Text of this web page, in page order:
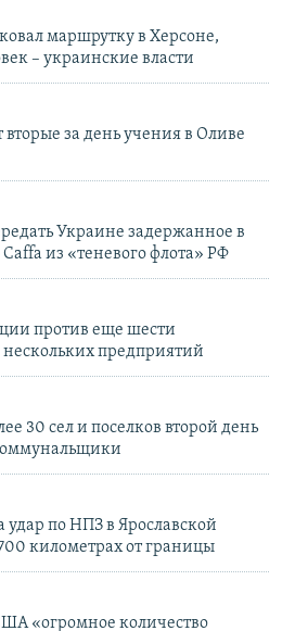
маршрутку в Херсоне,
– украинские власти
за день учения в Оливе
Украине задержанное в
из «теневого флота» РФ
против еще шести
предприятий
30 сел и поселков второй день
удар по НПЗ в Ярославской
километрах от границы
«огромное количество